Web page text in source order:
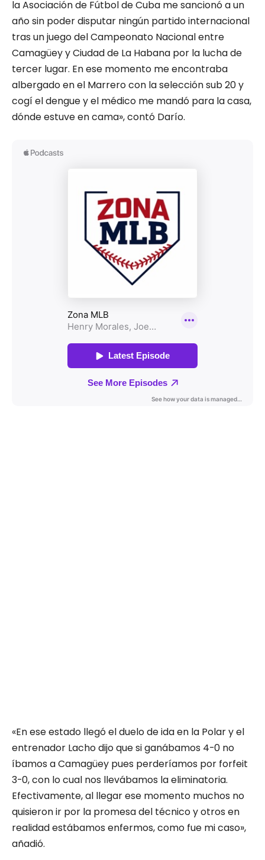
la Asociación de Fútbol de Cuba me sancionó a un
año sin poder disputar ningún partido internacional
tras un juego del Campeonato Nacional entre
Camagüey y Ciudad de La Habana por la lucha de
tercer lugar. En ese momento me encontraba
albergado en el Marrero con la selección sub 20 y
cogí el dengue y el médico me mandó para la casa,
dónde estuve en cama», contó Darío.
«En ese estado llegó el duelo de ida en la Polar y el
entrenador Lacho dijo que si ganábamos 4-0 no
íbamos a Camagüey pues perderíamos por forfeit
3-0, con lo cual nos llevábamos la eliminatoria.
Efectivamente, al llegar ese momento muchos no
quisieron ir por la promesa del técnico y otros en
realidad estábamos enfermos, como fue mi caso»,
añadió.